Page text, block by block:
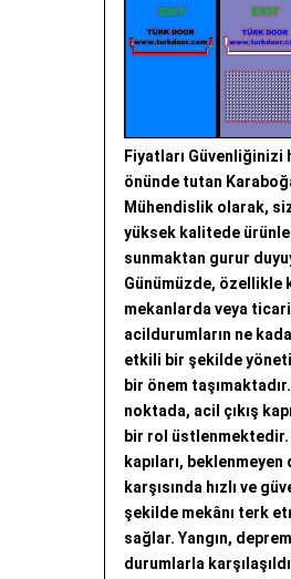
Fiyatları Güvenliğinizi
önünde tutan
Mühendislik olarak,
yüksek kalitede
sunmaktan gurur
Günümüzde, özellikle
mekanlarda veya
acildurumların ne
etkili bir şekilde
bir önem
noktada, acil çıkış
bir rol üstlenmektedir.
kapıları,
karşısında hızlı ve
şekilde mekânı terk
sağlar. Yangın,
durumlarla